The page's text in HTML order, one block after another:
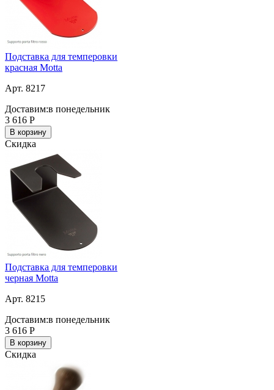
Подставка для темперовки
красная Motta
Арт. 8217
Доставим:в понедельник
3 616 Р
В корзину
Скидка
Подставка для темперовки
черная Motta
Арт. 8215
Доставим:в понедельник
3 616 Р
В корзину
Скидка